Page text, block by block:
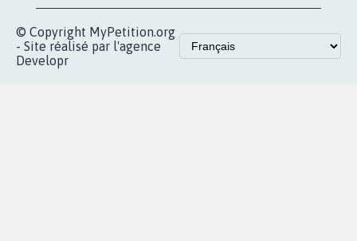
© Copyright MyPetition.org
- Site réalisé par l'agence
Developr